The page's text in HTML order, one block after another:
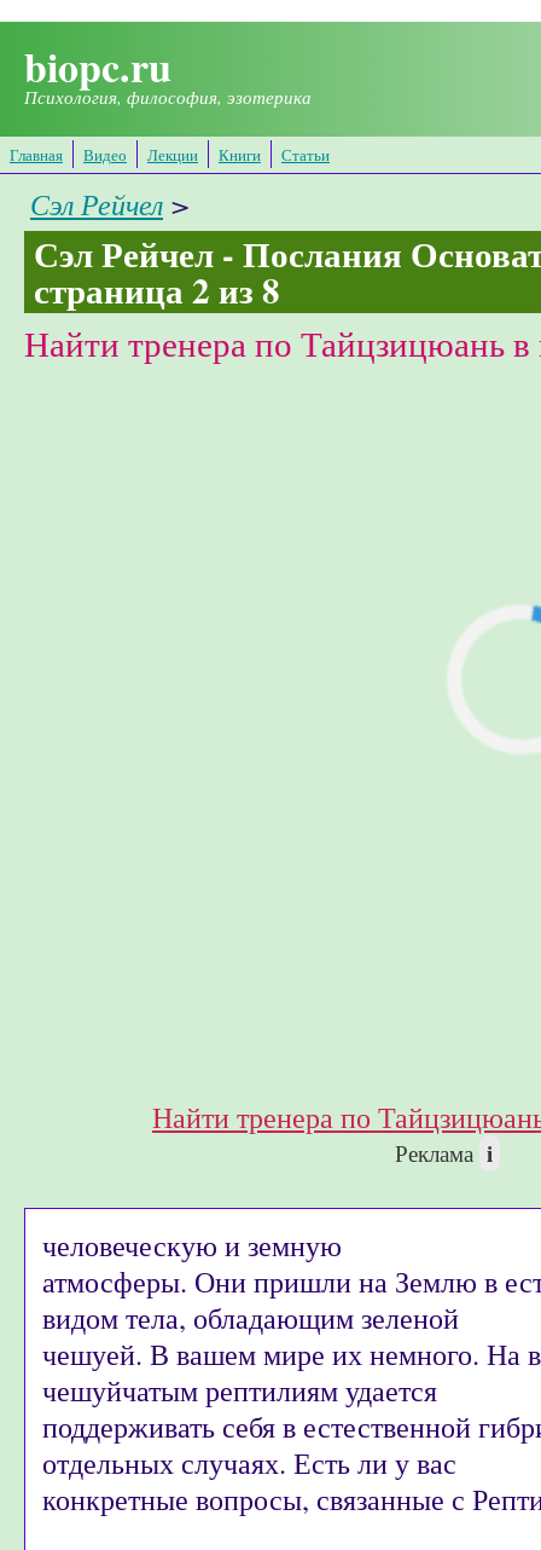
biopc.ru
Психология, философия, эзотерика
Главная Видео Лекции Книги Статьи
Сэл Рейчел >
Сэл Рейчел - Послания
страница 2 из 8
Найти тренера по Тайцзицюань
Найти тренера по
Реклама i
человеческую и земную
атмосферы. Они пришли на Землю в
видом тела, обладающим зеленой
чешуей. В вашем мире их немного. На
чешуйчатым рептилиям удается
поддерживать себя в естественной
отдельных случаях. Есть ли у вас
конкретные вопросы, связанные с